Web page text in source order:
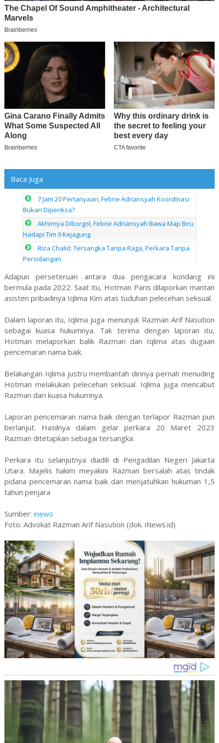
Baca Juga
7 Jam 20 Pertanyaan, Febrie Adriansyah Koordinasi
Bukan Diperiksa?
Akhirnya Diborgol, Febrie Adriansyah Bawa Map Biru
Hadapi Tim 9 Kejagung
Riza Chalid: Tersangka Tanpa Raga, Perkara Tanpa
Persidangan
Adapun perseteruan antara dua pengacara kondang ini
bermula pada 2022. Saat itu, Hotman Paris dilaporkan mantan
asisten pribadinya Iqlima Kim atas tuduhan pelecehan seksual.
Dalam laporan itu, Iqlima juga menunjuk Razman Arif Nasution
sebagai kuasa hukumnya. Tak terima dengan laporan itu,
Hotman melaporkan balik Razman dan Iqlima atas dugaan
pencemaran nama baik.
Belakangan Iqlima justru membantah dirinya pernah menuding
Hotman melakukan pelecehan seksual. Iqlima juga mencabut
Razman dari kuasa hukumnya.
Laporan pencemaran nama baik dengan terlapor Razman pun
berlanjut. Hasilnya dalam gelar perkara 20 Maret 2023
Razman ditetapkan sebagai tersangka.
Perkara itu selanjutnya diadili di Pengadilan Negeri Jakarta
Utara. Majelis hakim meyakini Razman bersalah atas tindak
pidana pencemaran nama baik dan menjatuhkan hukuman 1,5
tahun penjara
Sumber: inews
Foto: Advokat Razman Arif Nasution (dok. iNews.id)